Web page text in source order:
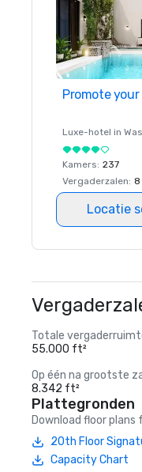
Promote
Luxe-hotel in
Kamers: 237
Vergaderzalen: 8
Locatie
Totale
55.000 ft²
Op één na grootste
8.342 ft²
Plattegronden
Download floor plans
20th Floor
Capacity Chart